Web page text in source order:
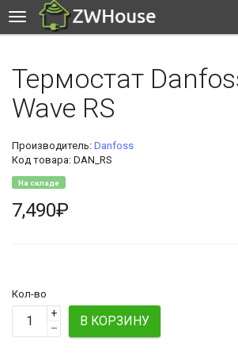
Термостат
Wave RS
Производитель: Danfoss
Код товара: DAN_RS
На складе
7,490₽
Кол-во
+
–
В КОРЗИНУ